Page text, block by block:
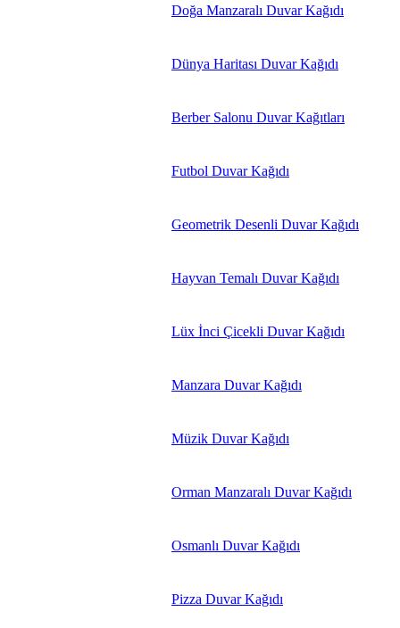
Doğa Manzaralı Duvar Kağıdı
Dünya Haritası Duvar Kağıdı
Berber Salonu Duvar Kağıtları
Futbol Duvar Kağıdı
Geometrik Desenli Duvar Kağıdı
Hayvan Temalı Duvar Kağıdı
Lüx İnci Çicekli Duvar Kağıdı
Manzara Duvar Kağıdı
Müzik Duvar Kağıdı
Orman Manzaralı Duvar Kağıdı
Osmanlı Duvar Kağıdı
Pizza Duvar Kağıdı